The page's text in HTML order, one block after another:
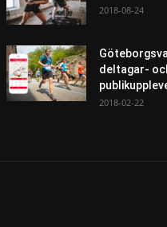
2018-08-24
deltagar-
2018-02-22